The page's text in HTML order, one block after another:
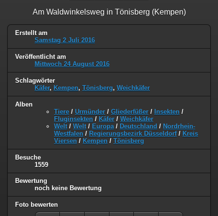
Am Waldwinkelsweg in Tönisberg (Kempen)
Erstellt am
Samstag 2 Juli 2016
Veröffentlicht am
Mittwoch 24 August 2016
Schlagwörter
Käfer, Kempen, Tönisberg, Weichkäfer
Alben
Tiere / Urmünder / Gliederfüßer / Insekten /
Fluginsekten / Käfer / Weichkäfer
Welt / Welt / Europa / Deutschland / Nordrhein-
Westfalen / Regierungsbezirk Düsseldorf/ Kreis
Viersen / Kempen / Tönisberg
Besuche
1559
Bewertung
noch keine Bewertung
Foto bewerten